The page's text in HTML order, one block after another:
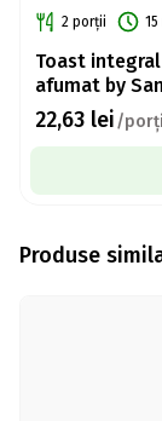
2 porții 15
Toast
afumat by
22,63 lei/
Produse